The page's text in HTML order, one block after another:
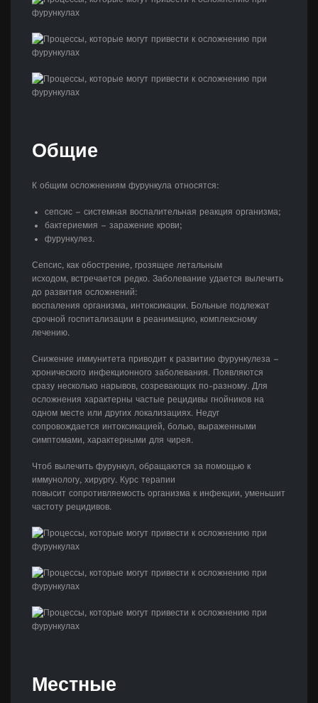
Общие
К общим осложнениям фурункула относятся:
сепсис – системная воспалительная реакция организма;
бактериемия – заражение крови;
фурункулез.
Сепсис, как обострение, грозящее летальным
исходом, встречается редко. Заболевание удается вылечить
до развития осложнений:
воспаления организма, интоксикации. Больные подлежат
срочной госпитализации в реанимацию, комплексному
лечению.
Снижение иммунитета приводит к развитию фурункулеза –
хронического инфекционного заболевания. Появляются
сразу несколько нарывов, созревающих по-разному. Для
осложнения характерны частые рецидивы гнойников на
одном месте или других локализациях. Недуг
сопровождается интоксикацией, болью, выраженными
симптомами, характерными для чирея.
Чтоб вылечить фурункул, обращаются за помощью к
иммунологу, хирургу. Курс терапии
повысит сопротивляемость организма к инфекции, уменьшит
частоту рецидивов.
Местные